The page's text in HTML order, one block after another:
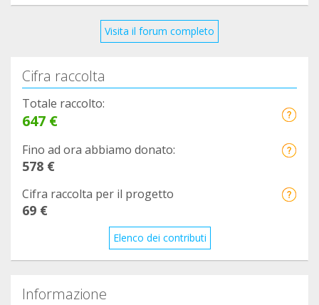
Visita il forum completo
Cifra raccolta
Totale raccolto:
647 €
Fino ad ora abbiamo donato:
578 €
Cifra raccolta per il progetto
69 €
Elenco dei contributi
Informazione